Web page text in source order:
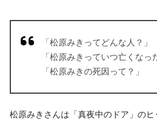
「松原みきってどんな人？」
「松原みきっていつ亡くなっ
「松原みきの死因って？」
松原みきさんは「真夜中のドア」の